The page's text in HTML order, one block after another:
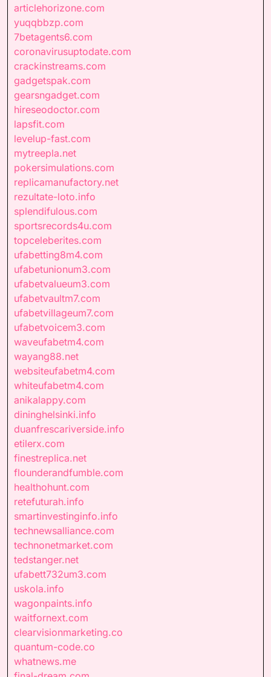
articlehorizone.com
yuqqbbzp.com
7betagents6.com
coronavirusuptodate.com
crackinstreams.com
gadgetspak.com
gearsngadget.com
hireseodoctor.com
lapsfit.com
levelup-fast.com
mytreepla.net
pokersimulations.com
replicamanufactory.net
rezultate-loto.info
splendifulous.com
sportsrecords4u.com
topceleberites.com
ufabetting8m4.com
ufabetunionum3.com
ufabetvalueum3.com
ufabetvaultm7.com
ufabetvillageum7.com
ufabetvoicem3.com
waveufabetm4.com
wayang88.net
websiteufabetm4.com
whiteufabetm4.com
anikalappy.com
dininghelsinki.info
duanfrescariverside.info
etilerx.com
finestreplica.net
flounderandfumble.com
healthohunt.com
retefuturah.info
smartinvestinginfo.info
technewsalliance.com
technonetmarket.com
tedstanger.net
ufabett732um3.com
uskola.info
wagonpaints.info
waitfornext.com
clearvisionmarketing.co
quantum-code.co
whatnews.me